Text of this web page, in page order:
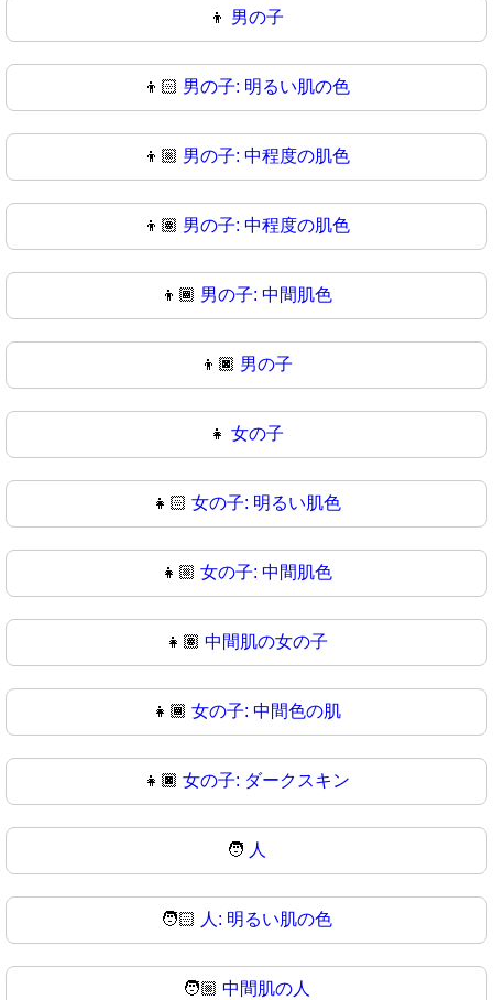
👦 男の子
👦🏻 男の子: 明るい肌の色
👦🏼 男の子: 中程度の肌色
👦🏽 男の子: 中程度の肌色
👦🏾 男の子: 中間肌色
👦🏿 男の子
👧 女の子
👧🏻 女の子: 明るい肌色
👧🏼 女の子: 中間肌色
👧🏽 中間肌の女の子
👧🏾 女の子: 中間色の肌
👧🏿 女の子: ダークスキン
🧑 人
🧑🏻 人: 明るい肌の色
🧑🏼 中間肌の人